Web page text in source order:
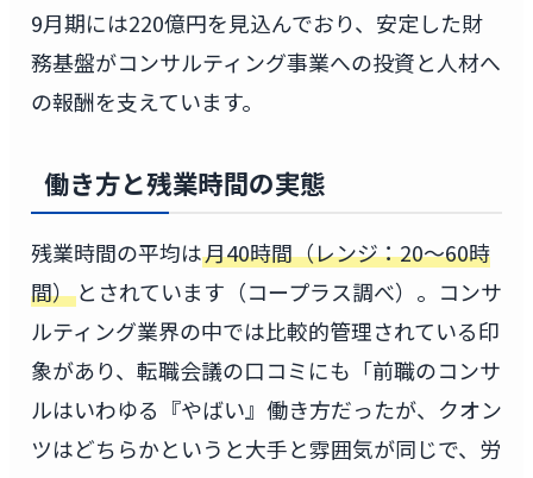
9月期には220億円を見込んでおり、安定した財
務基盤がコンサルティング事業への投資と人材へ
の報酬を支えています。
働き方と残業時間の実態
残業時間の平均は月40時間（レンジ：20〜60時
間）とされています（コープラス調べ）。コンサ
ルティング業界の中では比較的管理されている印
象があり、転職会議の口コミにも「前職のコンサ
ルはいわゆる『やばい』働き方だったが、クオン
ツはどちらかというと大手と雰囲気が同じで、労